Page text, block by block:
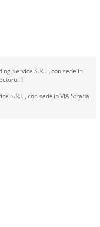
Service S.R.L., con sede in
1
S.R.L., con sede in VIA Strada